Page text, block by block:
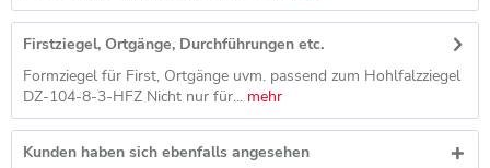
Firstziegel, Ortgänge, Durchführungen etc.
Formziegel für First, Ortgänge uvm. passend zum Hohlfalzziegel
DZ-104-8-3-HFZ Nicht nur für... mehr
Kunden haben sich ebenfalls angesehen